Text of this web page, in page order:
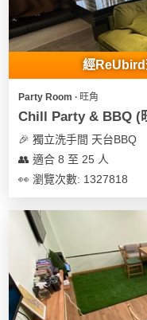
食
即
煮
列
會
及
拍
餐
BBQ
場
活
動
清
單
經ReUbird
Party Room ∙ 旺角
Chill Party & BBQ (
🎉 獨立洗手間 天台BBQ
👥 適合 8 至 25 人
👀 瀏覽次數: 1327818